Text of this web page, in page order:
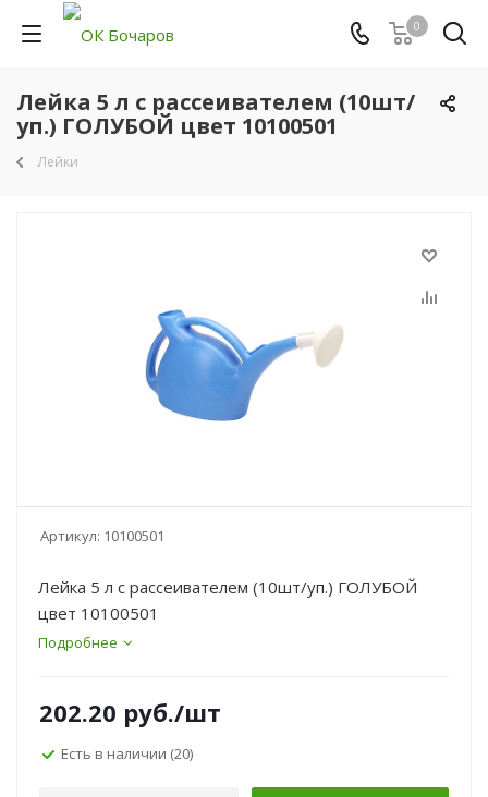
0
Лейка 5 л с рассеивателем (10шт/
уп.) ГОЛУБОЙ цвет 10100501
Лейки
Артикул: 10100501
Лейка 5 л с рассеивателем (10шт/уп.) ГОЛУБОЙ
цвет 10100501
Подробнее
202.20 руб./шт
Есть в наличии (20)